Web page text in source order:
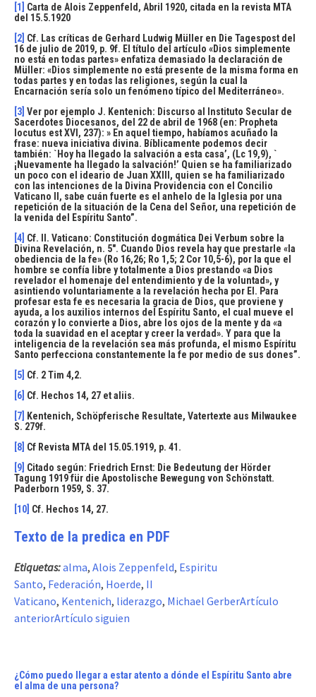
[1]
Carta de Alois Zeppenfeld, Abril 1920, citada en la revista MTA
del 15.5.1920
[2] Cf. Las críticas de Gerhard Ludwig Müller en Die Tagespost del
16 de julio de 2019, p. 9f. El título del artículo «Dios simplemente
no está en todas partes» enfatiza demasiado la declaración de
Müller: «Dios simplemente no está presente de la misma forma en
todas partes y en todas las religiones, según la cual la
Encarnación sería solo un fenómeno típico del Mediterráneo».
[3] Ver por ejemplo J. Kentenich: Discurso al Instituto Secular de
Sacerdotes Diocesanos, del 22 de abril de 1968 (en: Propheta
locutus est XVI, 237): » En aquel tiempo, habíamos acuñado la
frase: nueva iniciativa divina. Bíblicamente podemos decir
también: `Hoy ha llegado la salvación a esta casa’, (Lc 19,9), `
¡Nuevamente ha llegado la salvación!’ Quien se ha familiarizado
un poco con el ideario de Juan XXIII, quien se ha familiarizado
con las intenciones de la Divina Providencia con el Concilio
Vaticano II, sabe cuán fuerte es el anhelo de la Iglesia por una
repetición de la situación de la Cena del Señor, una repetición de
la venida del Espíritu Santo”.
[4] Cf. II. Vaticano: Constitución dogmática Dei Verbum sobre la
Divina Revelación, n. 5″. Cuando Dios revela hay que prestarle «la
obediencia de la fe» (Ro 16,26; Ro 1,5; 2 Cor 10,5-6), por la que el
hombre se confía libre y totalmente a Dios prestando «a Dios
revelador el homenaje del entendimiento y de la voluntad», y
asintiendo voluntariamente a la revelación hecha por El. Para
profesar esta fe es necesaria la gracia de Dios, que proviene y
ayuda, a los auxilios internos del Espíritu Santo, el cual mueve el
corazón y lo convierte a Dios, abre los ojos de la mente y da «a
toda la suavidad en el aceptar y creer la verdad». Y para que la
inteligencia de la revelación sea más profunda, el mismo Espíritu
Santo perfecciona constantemente la fe por medio de sus dones”.
[5] Cf. 2 Tim 4,2.
[6] Cf. Hechos 14, 27 et aliis.
[7]
Kentenich, Schöpferische Resultate, Vatertexte aus Milwaukee
S. 279f.
[8] Cf Revista MTA del 15.05.1919, p. 41.
[9] Citado según: Friedrich Ernst: Die Bedeutung der Hörder
Tagung 1919 für die Apostolische Bewegung von Schönstatt.
Paderborn 1959, S. 37.
[10] Cf. Hechos 14, 27.
Texto de la predica en PDF
Etiquetas:alma, Alois Zeppenfeld, Espiritu
Santo, Federación, Hoerde, II
Vaticano, Kentenich, liderazgo, Michael GerberArtículo
anteriorArtículo siguien
¿Cómo puedo llegar a estar atento a dónde el Espíritu Santo abre
el alma de una persona?